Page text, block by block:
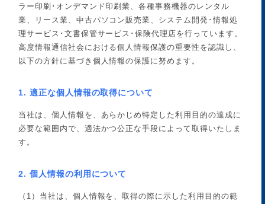
ラー印刷･オンデマンド印刷業、各種事務機器のレンタル
業、リース業、中古パソコン販売業、システム開発･情報処
理サービス･文書保管サービス･保険代理店を行っています。
高度情報通信社会における個人情報保護の重要性を認識し、
以下の方針に基づき個人情報の保護に努めます。
1. 適正な個人情報の取得について
当社は、個人情報を、あらかじめ特定した利用目的の達成に
必要な範囲内で、適法かつ公正な手段によって取得いたしま
す。
2. 個人情報の利用について
（1）当社は、個人情報を、取得の際に示した利用目的の範